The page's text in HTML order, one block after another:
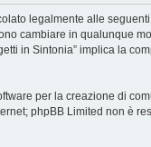
legalmente alle
cambiare in qualunque
in Sintonia” implica la
per la creazione di
phpBB Limited non è